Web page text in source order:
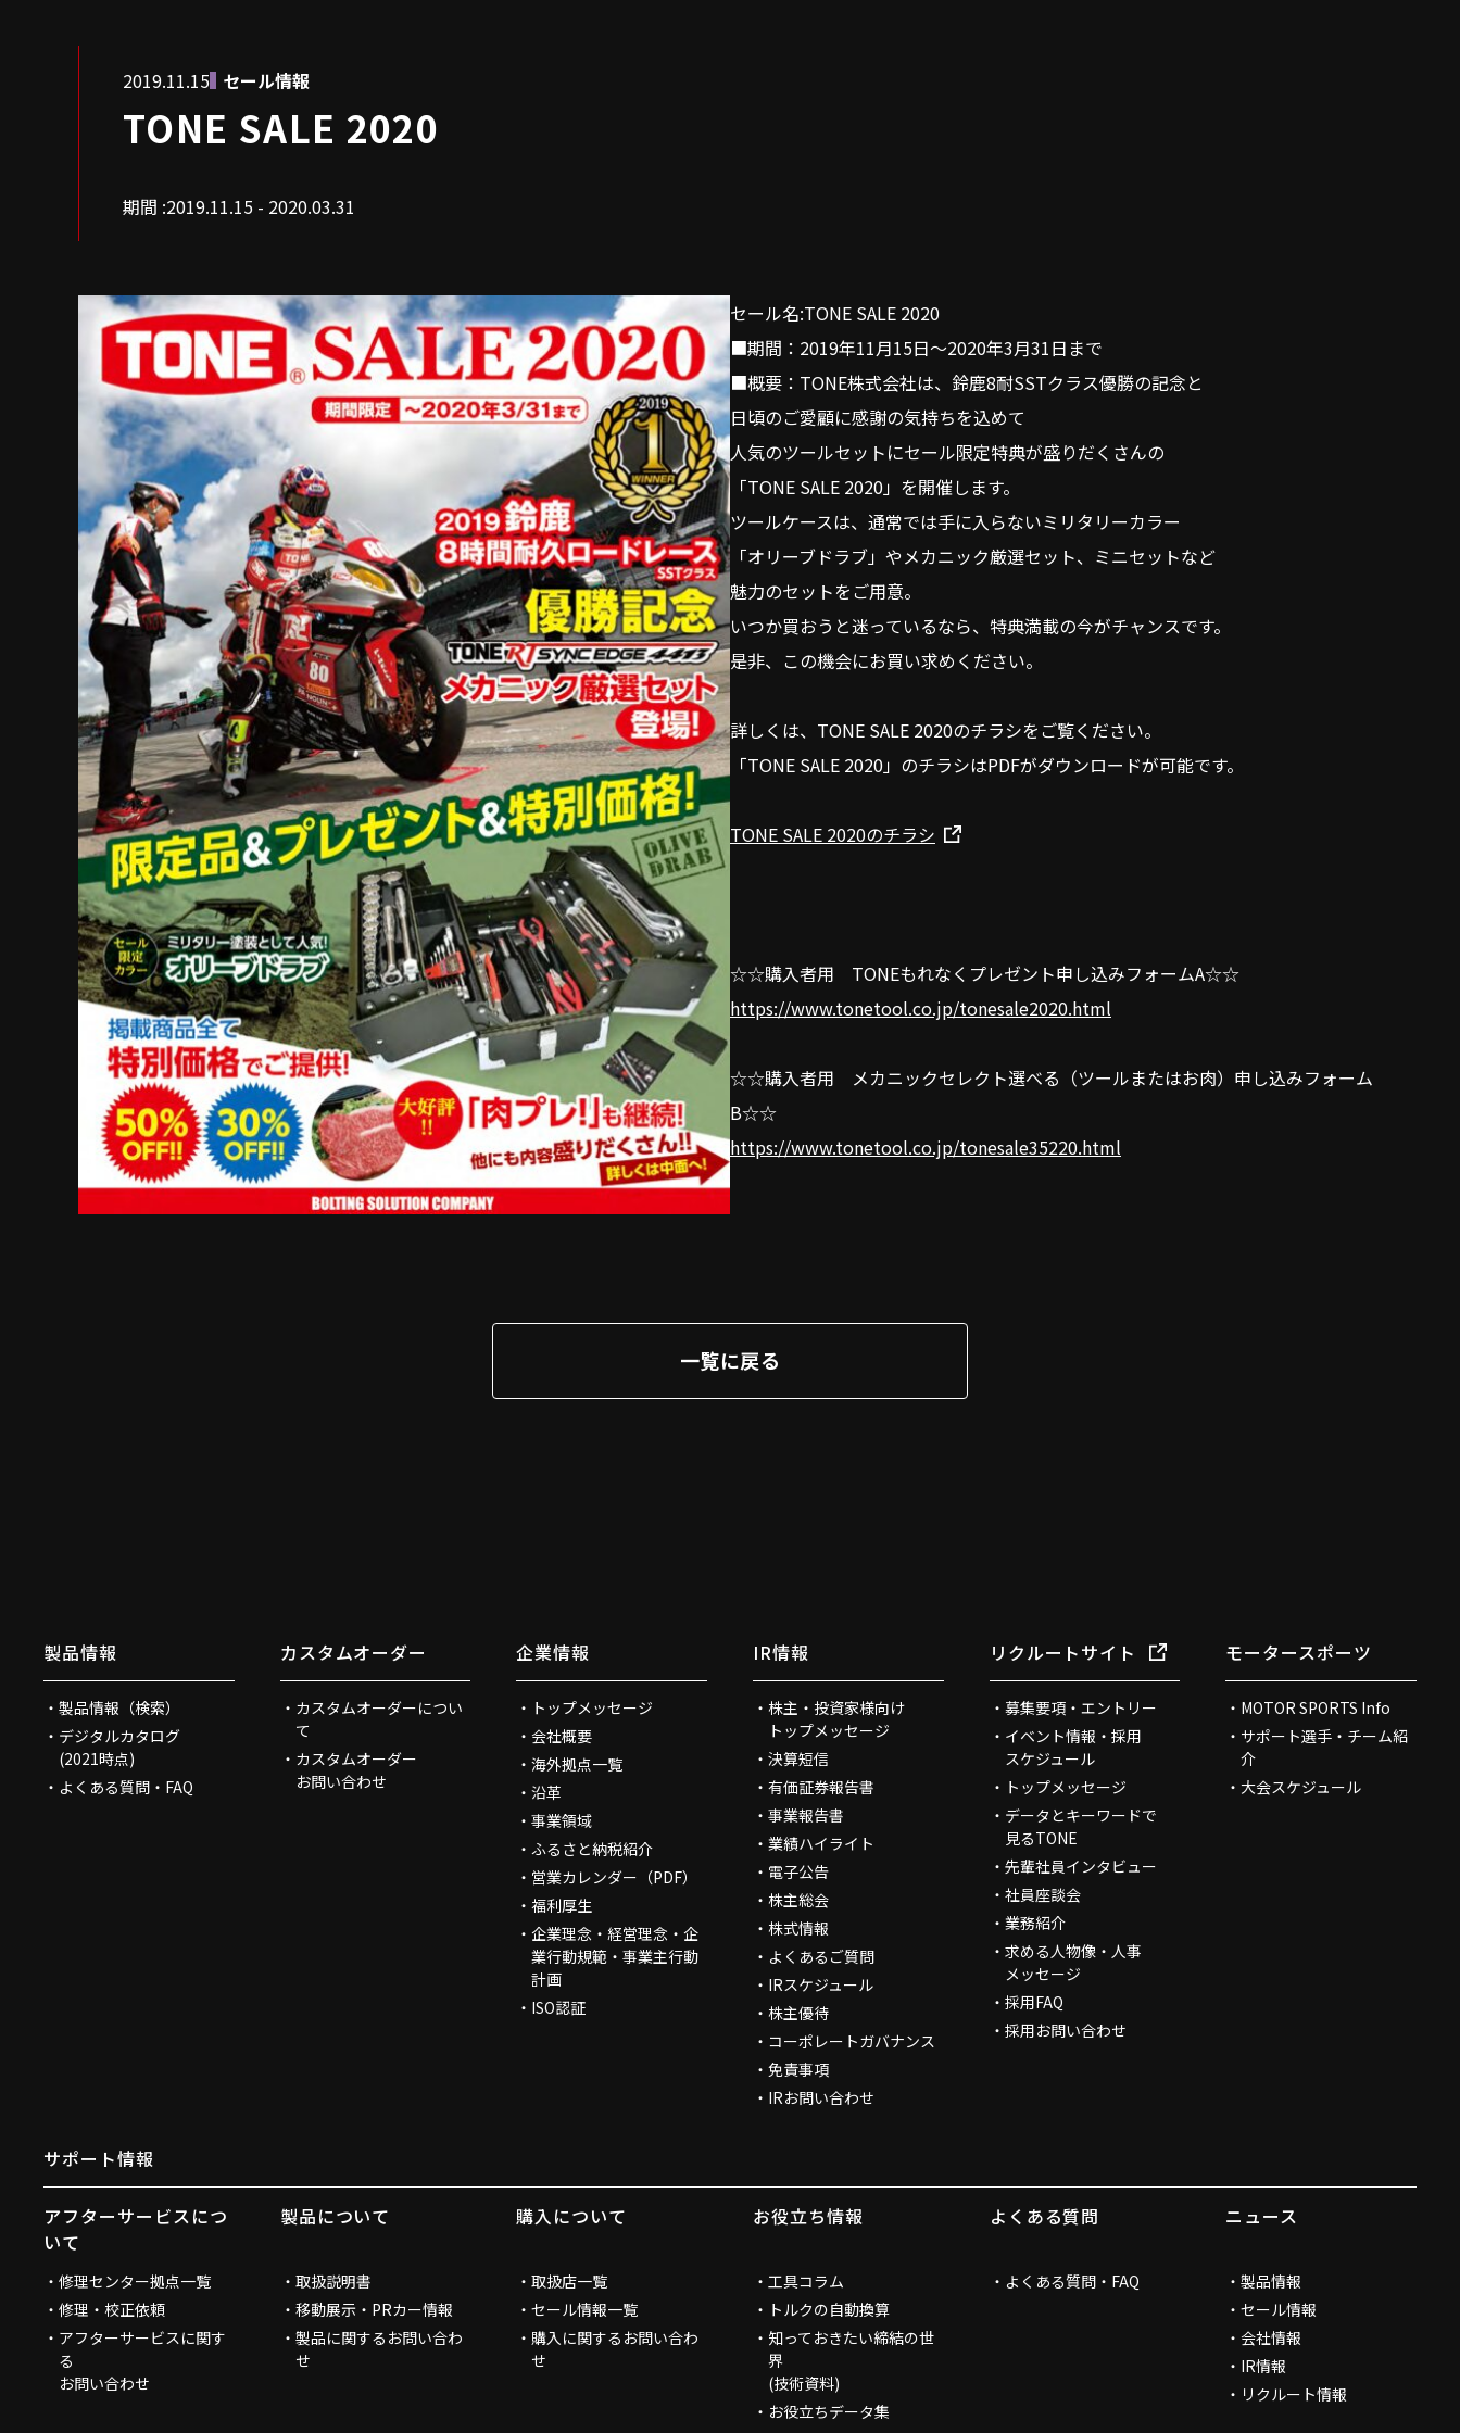
2019.11.15 セール情報
TONE SALE 2020
期間 :2019.11.15 - 2020.03.31
セール名:TONE SALE 2020
■期間：2019年11月15日～2020年3月31日まで
■概要：TONE株式会社は、鈴鹿8耐SSTクラス優勝の記念と
日頃のご愛顧に感謝の気持ちを込めて
人気のツールセットにセール限定特典が盛りだくさんの
「TONE SALE 2020」を開催します。
ツールケースは、通常では手に入らないミリタリーカラー
「オリーブドラブ」やメカニック厳選セット、ミニセットなど
魅力のセットをご用意。
いつか買おうと迷っているなら、特典満載の今がチャンスです。
是非、この機会にお買い求めください。
詳しくは、TONE SALE 2020のチラシをご覧ください。
「TONE SALE 2020」のチラシはPDFがダウンロードが可能です。
TONE SALE 2020のチラシ
☆☆購入者用 TONEもれなくプレゼント申し込みフォームA☆☆
https://www.tonetool.co.jp/tonesale2020.html
☆☆購入者用 メカニックセレクト選べる（ツールまたはお肉）申し込みフォーム
B☆☆
https://www.tonetool.co.jp/tonesale35220.html
一覧に戻る
製品情報
製品情報（検索）
デジタルカタログ
(2021時点)
よくある質問・FAQ
カスタムオーダー
カスタムオーダーについ
て
カスタムオーダー
お問い合わせ
企業情報
トップメッセージ
会社概要
海外拠点一覧
沿革
事業領域
ふるさと納税紹介
営業カレンダー（PDF）
福利厚生
企業理念・経営理念・企
業行動規範・事業主行動
計画
ISO認証
IR情報
株主・投資家様向け
トップメッセージ
決算短信
有価証券報告書
事業報告書
業績ハイライト
電子公告
株主総会
株式情報
よくあるご質問
IRスケジュール
株主優待
コーポレートガバナンス
免責事項
IRお問い合わせ
リクルートサイト
募集要項・エントリー
イベント情報・採用
スケジュール
トップメッセージ
データとキーワードで
見るTONE
先輩社員インタビュー
社員座談会
業務紹介
求める人物像・人事
メッセージ
採用FAQ
採用お問い合わせ
モータースポーツ
MOTOR SPORTS Info
サポート選手・チーム紹
介
大会スケジュール
サポート情報
アフターサービスにつ
いて
修理センター拠点一覧
修理・校正依頼
アフターサービスに関す
る
お問い合わせ
製品について
取扱説明書
移動展示・PRカー情報
製品に関するお問い合わ
せ
購入について
取扱店一覧
セール情報一覧
購入に関するお問い合わ
せ
お役立ち情報
工具コラム
トルクの自動換算
知っておきたい締結の世
界
(技術資料)
お役立ちデータ集
よくある質問
よくある質問・FAQ
ニュース
製品情報
セール情報
会社情報
IR情報
リクルート情報